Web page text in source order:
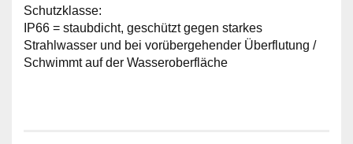
Schutzklasse:
IP66 = staubdicht, geschützt gegen starkes
Strahlwasser und bei vorübergehender Überflutung /
Schwimmt auf der Wasseroberfläche